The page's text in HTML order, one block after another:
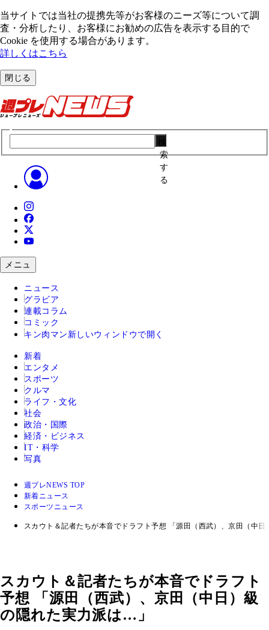
当サイトでは当社の提携先等がお客様のニーズ等について調
査・分析したり、お客様にお勧めの広告を表⽰する⽬的で
Cookie を使⽤する場合があります。
詳しくはこちら
閉じる
索
す
る
メニュ
ニュース
グラビア
連載コラム
コミック
キン肉マン 新しいウィンドウで開く
新着
エンタメ
スポーツ
クルマ
ライフ・文化
社会
政治・国際
経済・ビジネス
IT・科学
写真
週プレNEWS TOP
新着ニュース
スポーツニュース
スカウト＆記者たちが本音でドラフト予想 「源田（西武）、京田（中
スカウト＆記者たちが本音でドラフト
予想 「源田（西武）、京田（中日）級
の隠れた実力派は…」